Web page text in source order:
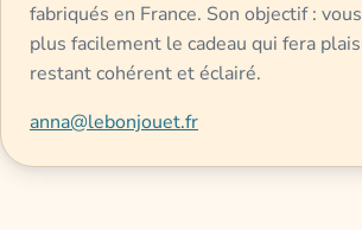
fabriqués en France. Son objectif :
plus facilement le cadeau qui fera
restant cohérent et éclairé.
anna@lebonjouet.fr